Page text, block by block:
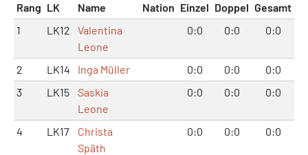
Rang LK Name Nation Einzel Doppel Gesamt
1
LK12
Valentina
Leone
0:0 0:0 0:0
2 LK14 Inga Müller 0:0 0:0
0:0
3
LK15
Saskia
Leone
0:0 0:0 0:0
4 LK17
Christa
Späth
0:0 0:0 0:0